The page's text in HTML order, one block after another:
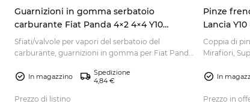
Guarnizioni in gomma serbatoio
carburante Fiat Panda 4×2 4×4 Y10
7548231
Sfiati/valvole per vapori del serbatoio del
carburante, guarnizioni in gomma per:Fiat Panda
In magazzino
Spedizione
4,84 €
Prezzo di listino
Pinze
Lancia
Coppia di
Mirafiori,
In
Prezzo in